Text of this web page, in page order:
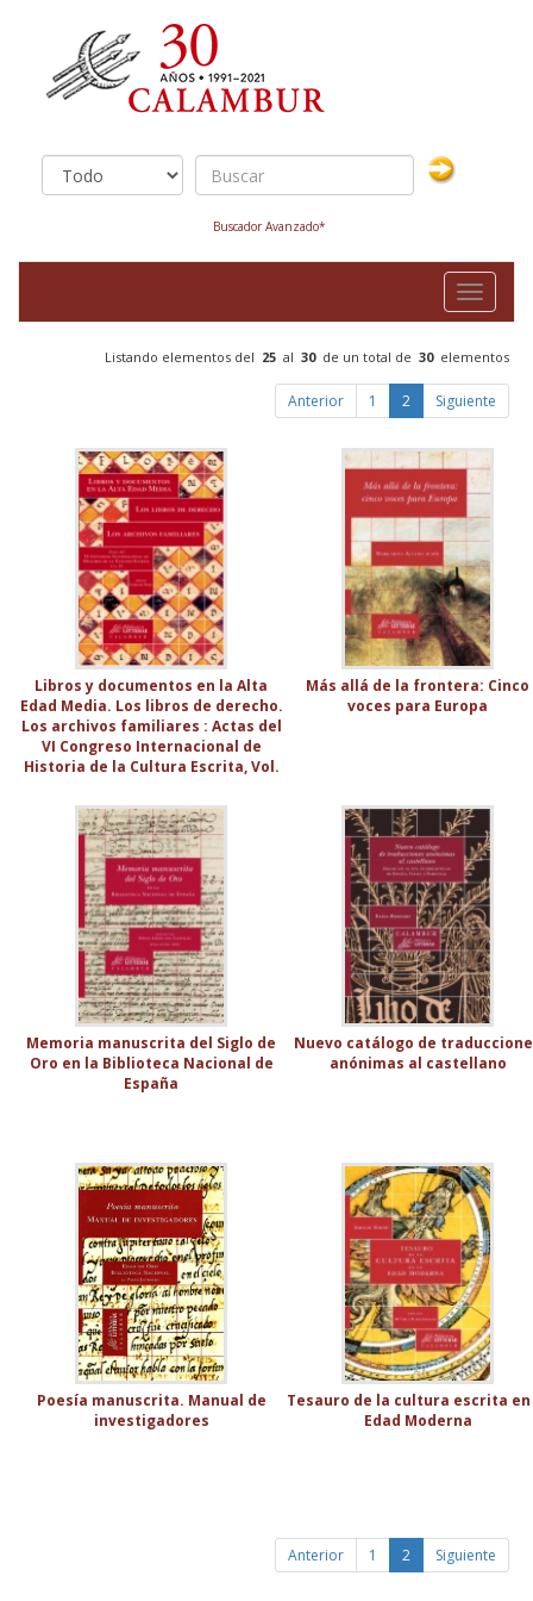
Buscador Avanzado*
Toggle
Listando elementos del 25 al 30de un total de 30elementos
Anterior 1 2 Siguiente
Libros y documentos en la Alta
Edad Media. Los libros de derecho.
Los archivos familiares : Actas del
VI Congreso Internacional de
Historia de la Cultura Escrita, Vol.
Más allá de la frontera: Cinco
voces para Europa
Memoria manuscrita del Siglo de
Oro en la Biblioteca Nacional de
España
Nuevo catálogo de
anónimas al castellano
Poesía manuscrita. Manual de
investigadores
Tesauro de la cultura escrita
Edad Moderna
Anterior 1 2 Siguiente